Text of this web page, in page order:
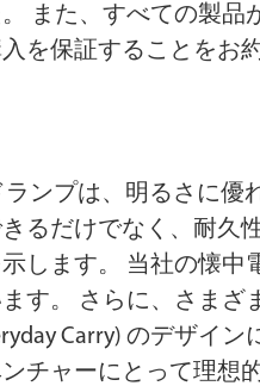
また、すべての製
を保証することをお
ランプは、明るさに
るだけでなく、耐久
します。 当社の懐
す。 さらに、さま
Carry) のデザイ
チャーにとって理想